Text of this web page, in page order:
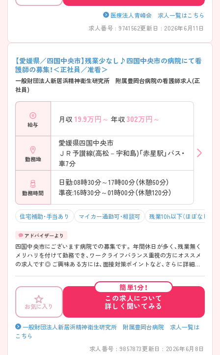
医療法人青峰会 求人一覧はこちら
求人番号 : 9741562更新日 : 2026年6月11日
【愛媛県／四国中央市】残業少なし♪四国中央市の病院にて看
護師の募集！＜正社員／准看＞
一般財団法人新居浜精神衛生研究所 附属豊岡台病院の看護師求人(正
社員)
給与
月収 19.9万円～ 年収 302万円～
勤務地
愛媛県四国中央市
ＪＲ予讃線(高松－宇和島)「赤星駅」バス・
車7分
勤務時間
日勤:08時30分～17時00分（休憩60分）
準夜:16時30分～01時00分（休憩120分）
住宅補助・手当あり マイカー通勤可・相談可 残業10h以下（ほぼなし）
四国中央市にございます病院での募集です。 年間休日が多く、残業無く
メリハリを付けて勤務でき、ワークライフバランス重視の方にオススメ
の求人です◎ ご興味ある方には、面接対策ポイントなど、さらに詳細を
お気に入り
簡単1分！
この求人について
詳しく聞いてみる
一般財団法人新居浜精神衛生研究所 附属豊岡台病院 求人一覧は
こちら
求人番号 : 9857873更新日 : 2026年6月8日